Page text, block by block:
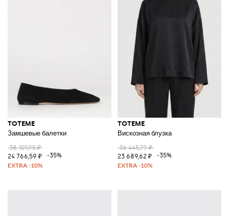
TOTEME
Замшевые балетки
38 101,95 ₽
24 766,59 ₽
-35%
TOTEME
Вискозная блузка
36 445,79 ₽
23 689,62 ₽
-35%